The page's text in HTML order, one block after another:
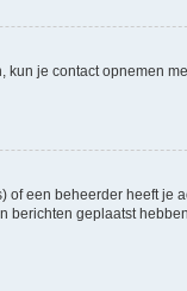
je contact opnemen
of een beheerder heeft je
berichten geplaatst